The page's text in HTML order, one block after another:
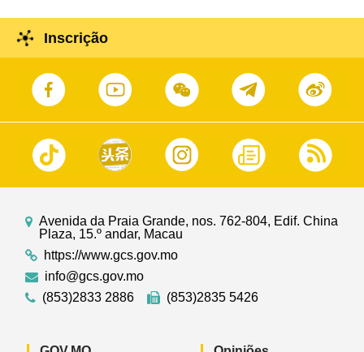
Inscrição
Avenida da Praia Grande, nos. 762-804, Edif. China
Plaza, 15.º andar, Macau
https://www.gcs.gov.mo
info@gcs.gov.mo
(853)2833 2886
(853)2835 5426